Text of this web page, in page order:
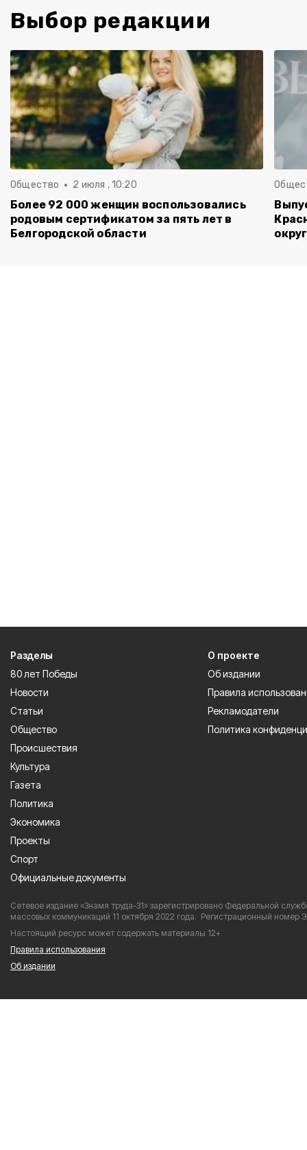
Выбор редакции
Общество 2 июля , 10:20
Более 92 000 женщин воспользовались
родовым сертификатом за пять лет в
Белгородской области
Разделы
80 лет Победы
Новости
Статьи
Общество
Происшествия
Культура
Газета
Политика
Экономика
Проекты
Спорт
Официальные документы
О проекте
Об издании
Правила
Рекламодатели
Политика
Сетевое издание «Знамя труда-31» зарегистрировано Федеральной
массовых коммуникаций 11 октября 2022 года. Регистрационный
Настоящий ресурс может содержать материалы 12+
Правила использования
Об издании